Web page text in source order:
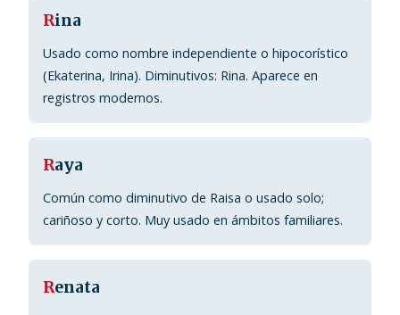
Rina
Usado como nombre independiente o hipocorístico
(Ekaterina, Irina). Diminutivos: Rina. Aparece en
registros modernos.
Raya
Común como diminutivo de Raisa o usado solo;
cariñoso y corto. Muy usado en ámbitos familiares.
Renata